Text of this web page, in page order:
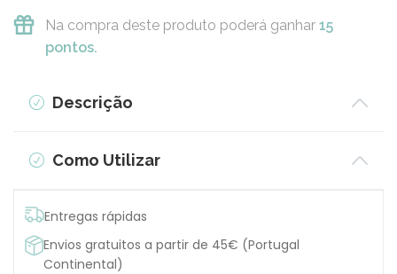
Na compra deste produto poderá ganhar 15
pontos.
Descrição
Como Utilizar
Entregas rápidas
Envios gratuitos a partir de 45€ (Portugal
Continental)